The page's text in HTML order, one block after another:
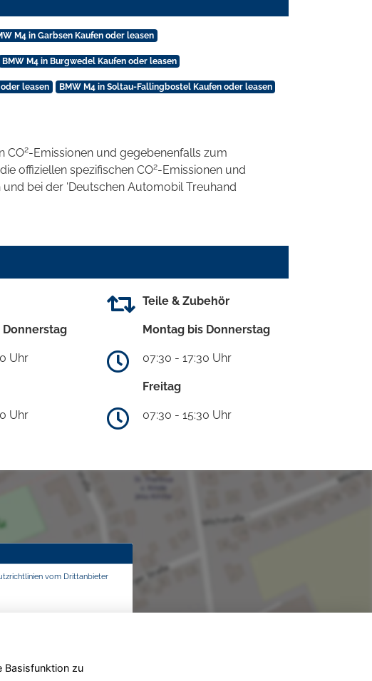
M4 in Garbsen Kaufen oder leasen
BMW M4 in Burgwedel Kaufen oder leasen
leasen BMW M4 in Soltau-Fallingbostel Kaufen oder leasen
CO2-Emissionen und gegebenenfalls zum
offiziellen spezifischen CO2-Emissionen und
bei der 'Deutschen Automobil Treuhand
Donnerstag
Uhr
Uhr
Teile & Zubehör
Montag bis Donnerstag
07:30 - 17:30 Uhr
Freitag
07:30 - 15:30 Uhr
vom Drittanbieter
Basisfunktion zu